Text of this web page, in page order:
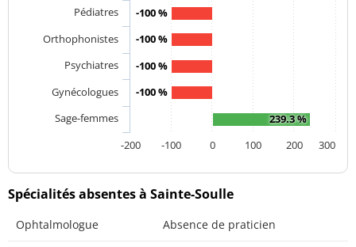
-100 %
-100 %
-100 %
-100 %
239.3 %
Pédiatres
Orthophonistes
Psychiatres
Gynécologues
Sage-femmes
-100
0 100 200 300
-200
Spécialités absentes à Sainte-Soulle
Ophtalmologue Absence de praticien